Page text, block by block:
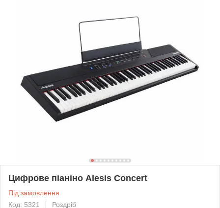
Цифрове піаніно Alesis Concert
Під замовлення
Код: 5321
Роздріб